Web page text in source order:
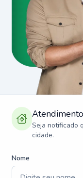
Seja notificado
cidade.
Nome